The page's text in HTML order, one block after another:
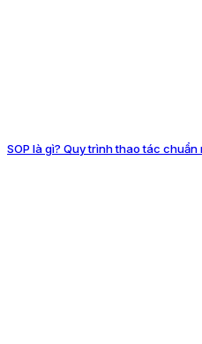
SOP là gì? Quy trình thao tác chuẩn